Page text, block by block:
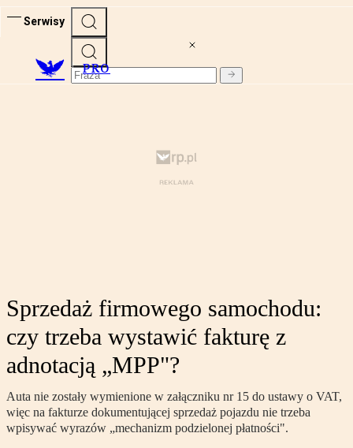
Serwisy
PRO
Sprzedaż firmowego samochodu:
czy trzeba wystawić fakturę z
adnotacją „MPP"?
Auta nie zostały wymienione w załączniku nr 15 do ustawy o VAT,
więc na fakturze dokumentującej sprzedaż pojazdu nie trzeba
wpisywać wyrazów „mechanizm podzielonej płatności".